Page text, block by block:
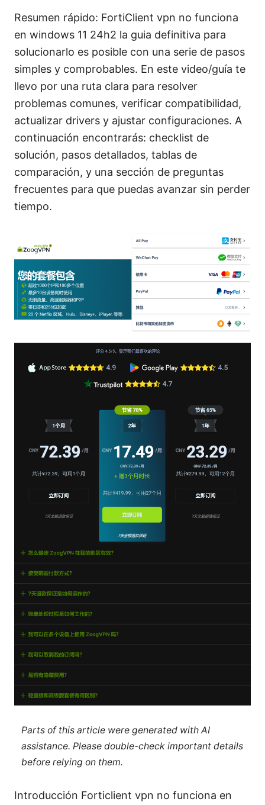
Resumen rápido: FortiClient vpn no funciona
en windows 11 24h2 la guia definitiva para
solucionarlo es posible con una serie de pasos
simples y comprobables. En este video/guía te
llevo por una ruta clara para resolver
problemas comunes, verificar compatibilidad,
actualizar drivers y ajustar configuraciones. A
continuación encontrarás: checklist de
solución, pasos detallados, tablas de
comparación, y una sección de preguntas
frecuentes para que puedas avanzar sin perder
tiempo.
Parts of this article were generated with AI
assistance. Please double-check important details
before relying on them.
Introducción Forticlient vpn no funciona en